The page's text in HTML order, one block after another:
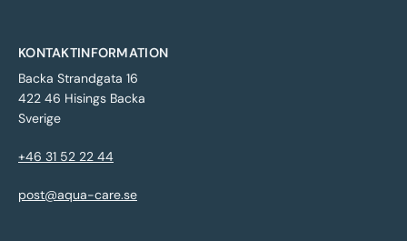
KONTAKTINFORMATION
Backa Strandgata 16
422 46 Hisings Backa
Sverige
+46 31 52 22 44
post@aqua-care.se